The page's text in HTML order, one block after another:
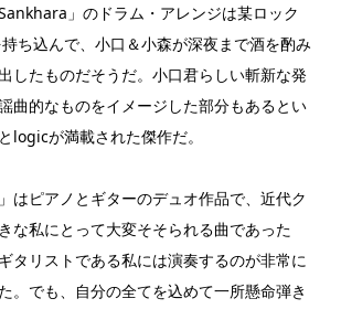
」のドラム・アレンジは某ロック
ち込んで、小口＆小森が深夜まで酒を酌み
したものだそうだ。小口君らしい斬新な発
曲的なものをイメージした部分もあるとい
logicが満載された傑作だ。
はピアノとギターのデュオ作品で、近代ク
な私にとって大変そそられる曲であった
タリストである私には演奏するのが非常に
。でも、自分の全てを込めて一所懸命弾き